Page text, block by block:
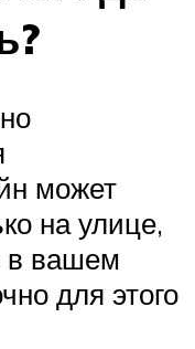
может
на улице,
в вашем
для этого